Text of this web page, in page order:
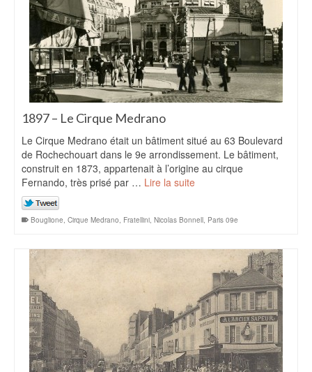
1897 – Le Cirque Medrano
Le Cirque Medrano était un bâtiment situé au 63 Boulevard
de Rochechouart dans le 9e arrondissement. Le bâtiment,
construit en 1873, appartenait à l’origine au cirque
Fernando, très prisé par … Lire la suite
Bouglione, Cirque Medrano, Fratellini, Nicolas Bonnell, Paris 09e